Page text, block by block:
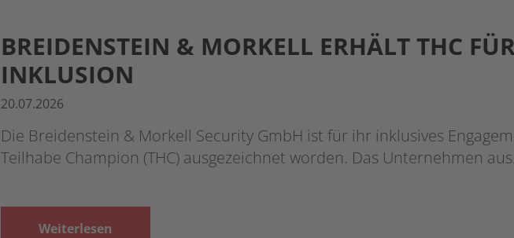
BREIDENSTEIN & MORKELL ERHÄLT THC
INKLUSION
20.07.2026
Die Breidenstein & Morkell Security GmbH ist für ihr inklusives
Teilhabe Champion (THC) ausgezeichnet worden. Das Unternehmen
Weiterlesen